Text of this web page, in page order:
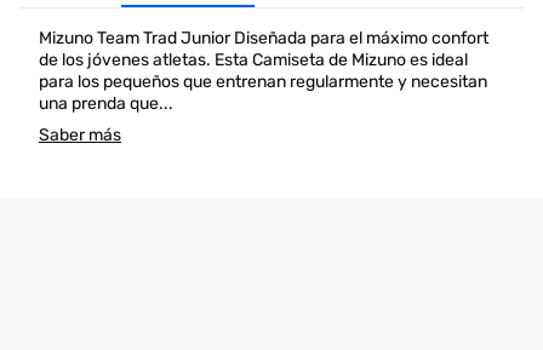
Mizuno Team Trad Junior Diseñada para el máximo confort
de los jóvenes atletas. Esta Camiseta de Mizuno es ideal
para los pequeños que entrenan regularmente y necesitan
una prenda que...
Saber más